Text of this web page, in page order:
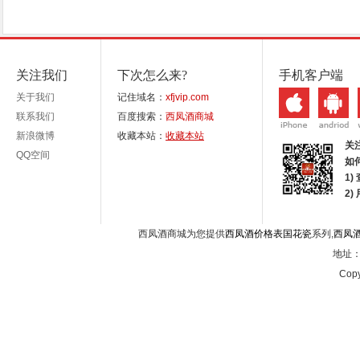
关注我们
关于我们
联系我们
新浪微博
QQ空间
下次怎么来?
记住域名： xfjvip.com
百度搜索： 西凤酒商城
收藏本站： 收藏本站
手机客户端
关
如
1)
2)
西凤酒商城为您提供西凤酒价格表国花瓷系列, 西凤
地址